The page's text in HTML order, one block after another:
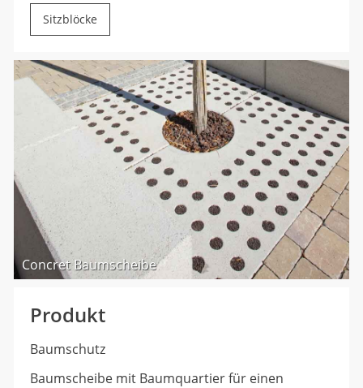
Sitzblöcke
Concret Baumscheibe
Produkt
Baumschutz
Baumscheibe mit Baumquartier für einen